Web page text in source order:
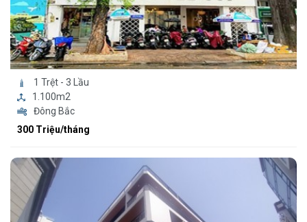
1 Trệt - 3 Lầu
1.100m2
Đông Bắc
300 Triệu/tháng